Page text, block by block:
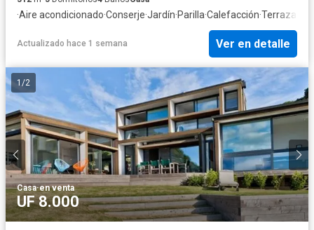
·Aire acondicionado·Conserje·Jardín·Parilla·Calefacción·Terraza
Actualizado hace 1 semana Ver en detalle
1 /2
Casa·en venta
UF 8.000